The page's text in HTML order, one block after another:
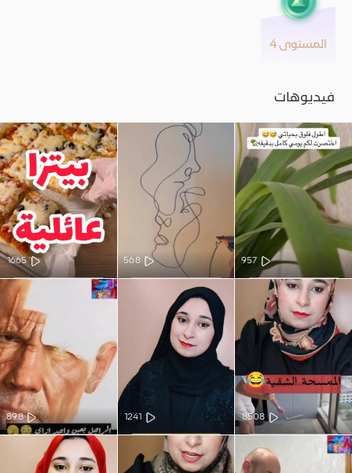
المستوى 4
فيديوهات
957
568
1665
8508
1241
898